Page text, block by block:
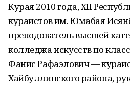
Курая 2010 года, XII
кураистов им. Юмабая
преподователь высшей
колледжа искусств по
Фанис Рафаэлович —
Хайбуллинского района,